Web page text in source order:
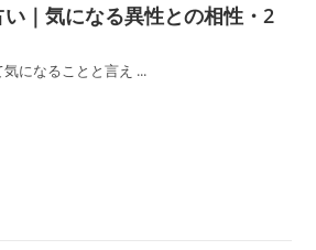
｜気になる異性との相性・2
になることと言え ...